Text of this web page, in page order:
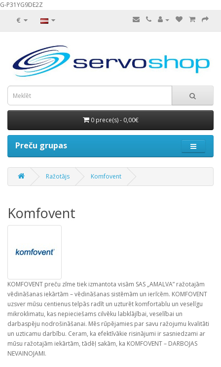
G-P31YG9DE2Z
€
0 prece(s) - 0,00€
Preču grupas
Ražotājs Komfovent
Komfovent
KOMFOVENT preču zīme tiek izmantota visām SAS „AMALVA” ražotajām
vēdināšanas iekārtām – vēdināšanas sistēmām un ierīcēm. KOMFOVENT
uzsver mūsu centienus telpās radīt un uzturēt komfortablu un veselīgu
mikroklimatu, kas nepieciešams cilvēku labklājībai, veselībai un
darbaspēju nodrošināšanai. Mēs rūpējamies par savu ražojumu kvalitāti
un uzticamu darbību. Ceram, ka efektīvākie risinājumi ir sasniedzami ar
mūsu ražotajām iekārtām, tādēļ sakām, ka KOMFOVENT – DARBOJAS
NEVAINOJAMI.